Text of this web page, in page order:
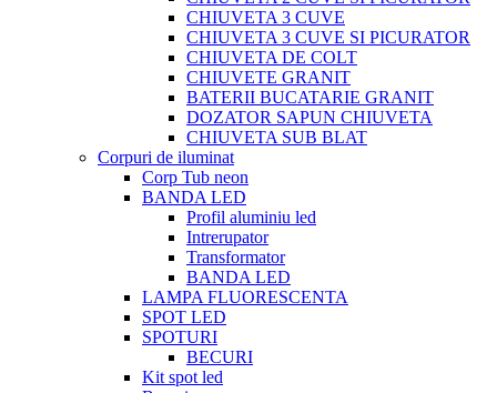
CHIUVETA 3 CUVE
CHIUVETA 3 CUVE SI PICURATOR
CHIUVETA DE COLT
CHIUVETE GRANIT
BATERII BUCATARIE GRANIT
DOZATOR SAPUN CHIUVETA
CHIUVETA SUB BLAT
Corpuri de iluminat
Corp Tub neon
BANDA LED
Profil aluminiu led
Intrerupator
Transformator
BANDA LED
LAMPA FLUORESCENTA
SPOT LED
SPOTURI
BECURI
Kit spot led